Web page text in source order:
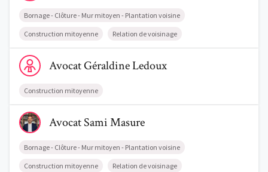
Bornage - Clôture - Mur mitoyen - Plantation voisine
Construction mitoyenne Relation de voisinage
Voir le profil de AvocatGéraldine Ledoux
AvocatGéraldineLedoux
Construction mitoyenne
Voir le profil de AvocatSami Masure
AvocatSamiMasure
Bornage - Clôture - Mur mitoyen - Plantation voisine
Construction mitoyenne Relation de voisinage